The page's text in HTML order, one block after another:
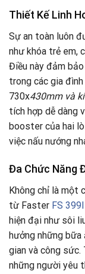
Thiết Kế Linh
Sự an toàn luôn
như khóa trẻ em,
Điều này đảm
trong các gia
730x430mm và
tích hợp dễ dàng
booster của hai
việc nấu nướng
Đa Chức Năng
Không chỉ là một
từ Faster FS
hiện đại như sôi
hưởng những
gian và công sức.
những người yêu